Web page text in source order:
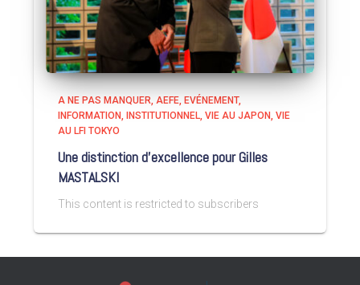
A NE PAS MANQUER AEFE EVÉNEMENT
INFORMATION
INSTITUTIONNEL VIE AU JAPON VIE
AU LFI TOKYO
Une distinction d’excellence pour Gilles
MASTALSKI
This content is restricted to subscribers